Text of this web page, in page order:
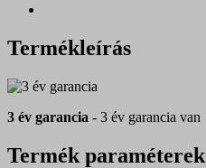
Termékleírás
3 év garancia - 3 év garancia van
Termék paraméterek